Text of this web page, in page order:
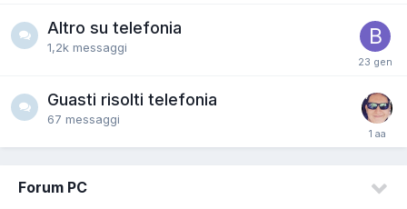
Altro su telefonia
1,2k messaggi
Guasti risolti telefonia
67 messaggi
Forum PC